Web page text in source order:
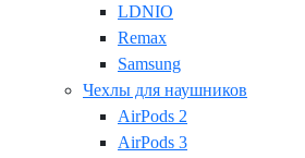
LDNIO
Remax
Samsung
Чехлы для наушников
AirPods 2
AirPods 3